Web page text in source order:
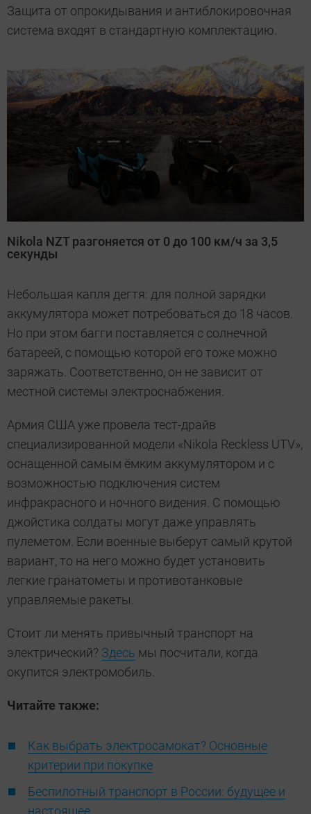
Защита от опрокидывания и антиблокировочная
система входят в стандартную комплектацию.
Nikola NZT разгоняется от 0 до 100 км/ч за 3,5
секунды
Небольшая капля дегтя: для полной зарядки
аккумулятора может потребоваться до 18 часов.
Но при этом багги поставляется с солнечной
батареей, с помощью которой его тоже можно
заряжать. Соответственно, он не зависит от
местной системы электроснабжения.
Армия США уже провела тест-драйв
специализированной модели «Nikola Reckless UTV»,
оснащенной самым ёмким аккумулятором и с
возможностью подключения систем
инфракрасного и ночного видения. С помощью
джойстика солдаты могут даже управлять
пулеметом. Если военные выберут самый крутой
вариант, то на него можно будет установить
легкие гранатометы и противотанковые
управляемые ракеты.
Стоит ли менять привычный транспорт на
электрический? Здесь мы посчитали, когда
окупится электромобиль.
Читайте также:
Как выбрать электросамокат? Основные
критерии при покупке
Беспилотный транспорт в России: будущее и
настоящее